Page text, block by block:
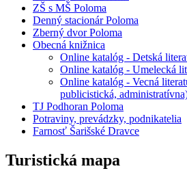
ZŠ s MŠ Poloma
Denný stacionár Poloma
Zberný dvor Poloma
Obecná knižnica
Online katalóg - Detská
Online katalóg - Umelecká
Online katalóg - Vecná
publicistická,
TJ Podhoran Poloma
Potraviny, prevádzky, podnikatelia
Farnosť Šarišské Dravce
Turistická mapa